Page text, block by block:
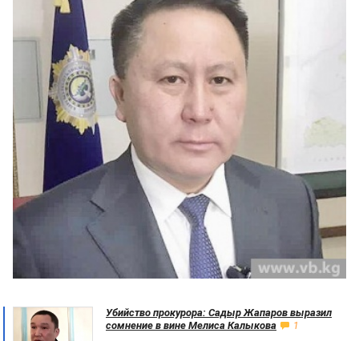
Убийство прокурора: Садыр Жапаров выразил
сомнение в вине Мелиса Калыкова
1